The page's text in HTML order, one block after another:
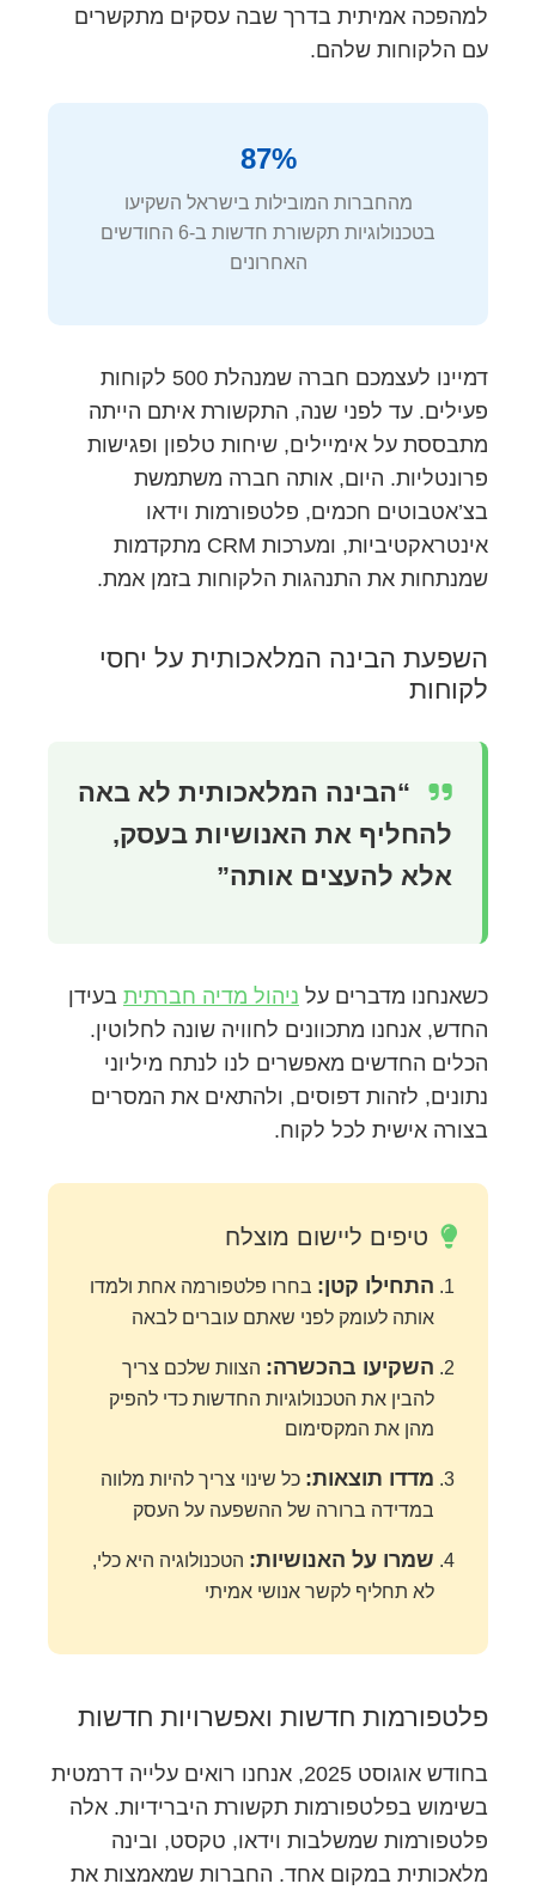
למהפכה אמיתית בדרך שבה עסקים מתקשרים
עם הלקוחות שלהם.
87%
מהחברות המובילות בישראל השקיעו
בטכנולוגיות תקשורת חדשות ב-6 החודשים
האחרונים
דמיינו לעצמכם חברה שמנהלת 500 לקוחות
פעילים. עד לפני שנה, התקשורת איתם הייתה
מתבססת על אימיילים, שיחות טלפון ופגישות
פרונטליות. היום, אותה חברה משתמשת
בצ’אטבוטים חכמים, פלטפורמות וידאו
אינטראקטיביות, ומערכות CRM מתקדמות
שמנתחות את התנהגות הלקוחות בזמן אמת.
השפעת הבינה המלאכותית על יחסי
לקוחות
“הבינה המלאכותית לא באה
להחליף את האנושיות בעסק,
אלא להעצים אותה”
כשאנחנו מדברים על ניהול מדיה חברתית בעידן
החדש, אנחנו מתכוונים לחוויה שונה לחלוטין.
הכלים החדשים מאפשרים לנו לנתח מיליוני
נתונים, לזהות דפוסים, ולהתאים את המסרים
בצורה אישית לכל לקוח.
טיפים ליישום מוצלח
התחילו קטן: בחרו פלטפורמה אחת ולמדו
אותה לעומק לפני שאתם עוברים לבאה
השקיעו בהכשרה: הצוות שלכם צריך
להבין את הטכנולוגיות החדשות כדי להפיק
מהן את המקסימום
מדדו תוצאות: כל שינוי צריך להיות מלווה
במדידה ברורה של ההשפעה על העסק
שמרו על האנושיות: הטכנולוגיה היא כלי,
לא תחליף לקשר אנושי אמיתי
פלטפורמות חדשות ואפשרויות חדשות
בחודש אוגוסט 2025, אנחנו רואים עלייה דרמטית
בשימוש בפלטפורמות תקשורת היברידיות. אלה
פלטפורמות שמשלבות וידאו, טקסט, ובינה
מלאכותית במקום אחד. החברות שמאמצות את